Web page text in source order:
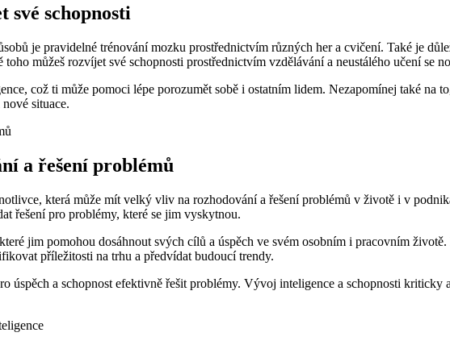
své schopnosti
je pravidelné trénování mozku prostřednictvím různých her a cvičení. Také je
můžeš rozvíjet své schopnosti prostřednictvím vzdělávání a neustálého učení se
což ti může pomoci lépe porozumět sobě i ostatním lidem. Nezapomínej také na
situace.
a řešení problémů
která může mít velký vliv na rozhodování a řešení problémů v životě i v
řešení pro problémy, které se jim vyskytnou.
jim pomohou dosáhnout svých cílů a úspěch ve svém osobním i pracovním
příležitosti na trhu a předvídat budoucí trendy.
úspěch a schopnost efektivně řešit problémy. Vývoj inteligence a schopnosti